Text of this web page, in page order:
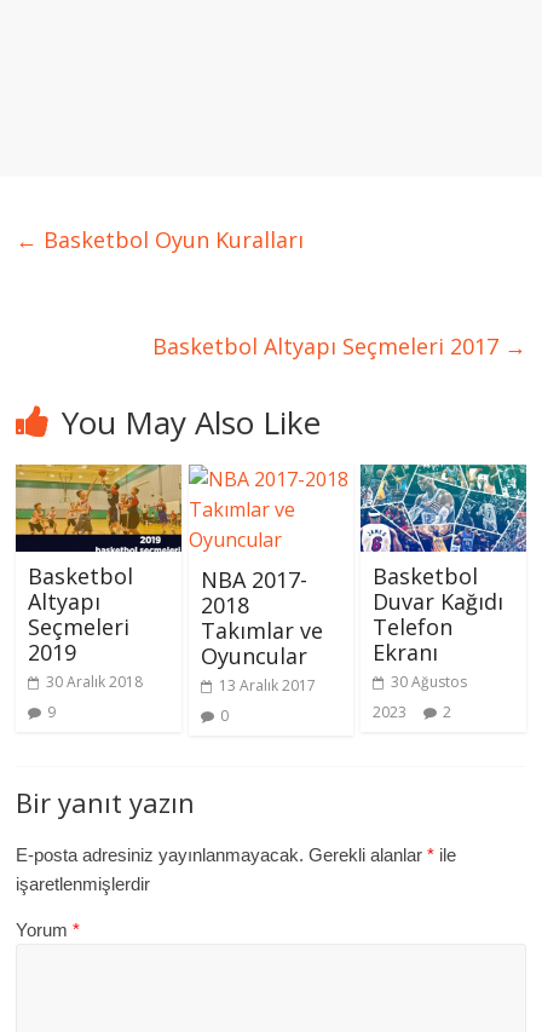
← Basketbol Oyun Kuralları
Basketbol Altyapı Seçmeleri 2017 →
You May Also Like
Basketbol
Altyapı
Seçmeleri
2019
30 Aralık 2018
9
NBA 2017-
2018
Takımlar ve
Oyuncular
13 Aralık 2017
0
Basketbol
Duvar Kağıdı
Telefon
Ekranı
30 Ağustos
2023
2
Bir yanıt yazın
E-posta adresiniz yayınlanmayacak. Gerekli alanlar* ile
işaretlenmişlerdir
Yorum*